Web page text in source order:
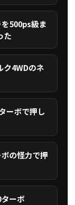
500ps級ま
た
ク4WDのネ
ーボで押し
ボの怪力で押
ターボ